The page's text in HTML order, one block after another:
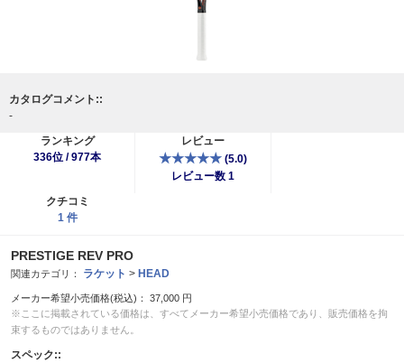
カタログコメント::
-
ランキング
336位 / 977本
レビュー
★★★★★(5.0)
レビュー数 1
クチコミ
1 件
PRESTIGE REV PRO
関連カテゴリ： ラケット > HEAD
メーカー希望小売価格(税込)： 37,000 円
※ここに掲載されている価格は、すべてメーカー希望小売価格であり、販売価格を拘
束するものではありません。
スペック::